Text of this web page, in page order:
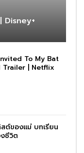
To My Bat
Trailer | Netflix
ต์ของแม่ บทเรียน
ชีวิต